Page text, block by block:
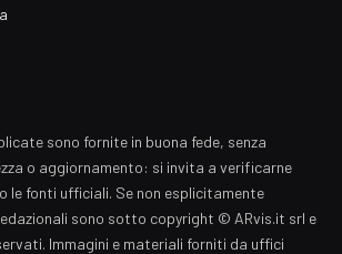
sono fornite in buona fede, senza
o aggiornamento: si invita a verificarne
le fonti ufficiali. Se non esplicitamente
sono sotto copyright © ARvis.it srl e
Immagini e materiali forniti da uffici